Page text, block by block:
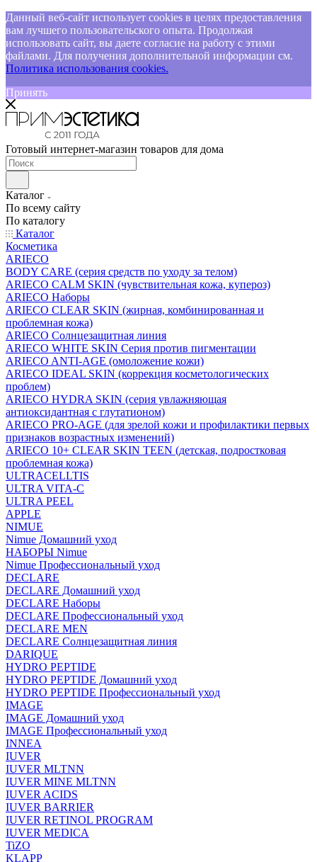
Данный веб-сайт использует cookies в целях предоставления
вам лучшего пользовательского опыта. Продолжая
использовать сайт, вы даете согласие на работу с этими
файлами. Для получения дополнительной информации см.
Политика использования cookies.
Принять
Готовый интернет-магазин товаров для дома
Каталог
По всему сайту
По каталогу
Каталог
Косметика
ARIECO
BODY CARE (серия средств по уходу за телом)
ARIECO CALM SKIN (чувствительная кожа, купероз)
ARIECO Наборы
ARIECO CLEAR SKIN (жирная, комбинированная и
проблемная кожа)
ARIECO Солнцезащитная линия
ARIECO WHITE SKIN Серия против пигментации
ARIECO ANTI-AGE (омоложение кожи)
ARIECO IDEAL SKIN (коррекция косметологических
проблем)
ARIECO HYDRA SKIN (серия увлажняющая
антиоксидантная с глутатионом)
ARIECO PRO-AGE (для зрелой кожи и профилактики первых
признаков возрастных изменений)
ARIECO 10+ CLEAR SKIN TEEN (детская, подростковая
проблемная кожа)
ULTRACELLTIS
ULTRA VITA-C
ULTRA PEEL
APPLE
NIMUE
Nimue Домашний уход
НАБОРЫ Nimue
Nimue Профессиональный уход
DECLARE
DECLARE Домашний уход
DECLARE Наборы
DECLARE Профессиональный уход
DECLARE MEN
DECLARE Солнцезащитная линия
DARIQUE
HYDRO PEPTIDE
HYDRO PEPTIDE Домашний уход
HYDRO PEPTIDE Профессиональный уход
IMAGE
IMAGE Домашний уход
IMAGE Профессиональный уход
INNEA
IUVER
IUVER MLTNN
IUVER MINE MLTNN
IUVER ACIDS
IUVER BARRIER
IUVER RETINOL PROGRAM
IUVER MEDICA
TiZO
KLAPP